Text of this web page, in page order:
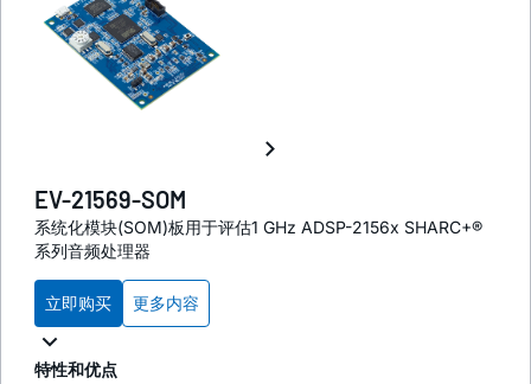
EV-21569-SOM
系统化模块(SOM)板用于评估1 GHz ADSP-2156x SHARC+®
系列音频处理器
立即购买 更多内容
特性和优点